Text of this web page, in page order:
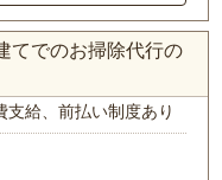
てでのお掃除代行の
支給、前払い制度あり